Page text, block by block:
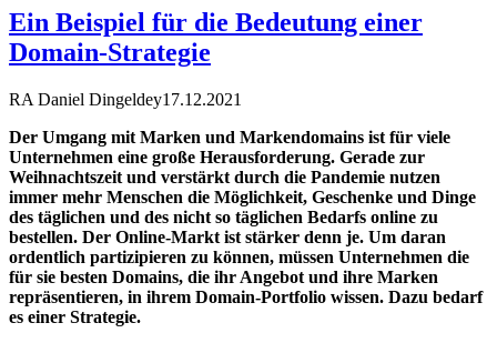
Ein Beispiel für die Bedeutung einer
Domain-Strategie
RA Daniel Dingeldey17.12.2021
Der Umgang mit Marken und Markendomains ist für viele
Unternehmen eine große Herausforderung. Gerade zur
Weihnachtszeit und verstärkt durch die Pandemie nutzen
immer mehr Menschen die Möglichkeit, Geschenke und Dinge
des täglichen und des nicht so täglichen Bedarfs online zu
bestellen. Der Online-Markt ist stärker denn je. Um daran
ordentlich partizipieren zu können, müssen Unternehmen die
für sie besten Domains, die ihr Angebot und ihre Marken
repräsentieren, in ihrem Domain-Portfolio wissen. Dazu bedarf
es einer Strategie.